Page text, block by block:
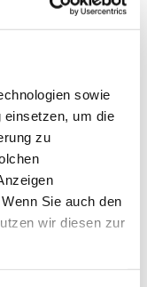
sowie
einsetzen, um die
zu
Sie auch den
wir diesen zur
einen besseren
mehr
um
einer
jeden
zu
zu
am